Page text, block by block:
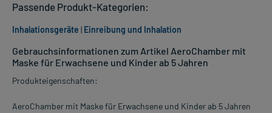
Gebrauchsinformationen zum Artikel AeroChamber mit
Maske für Erwachsene und Kinder ab 5 Jahren
Produkteigenschaften:
AeroChamber mit Maske für Erwachsene und Kinder ab 5 Jahren
Passende Produkt-Kategorien:
Inhalationsgeräte | Einreibung und Inhalation